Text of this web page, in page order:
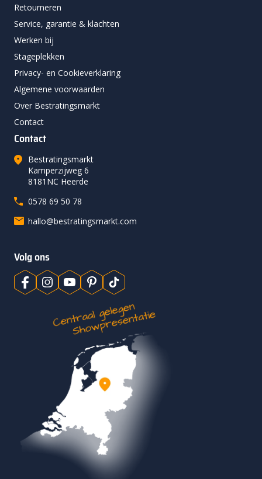
Retourneren
Service, garantie & klachten
Werken bij
Stageplekken
Privacy- en Cookieverklaring
Algemene voorwaarden
Over Bestratingsmarkt
Contact
Contact
Bestratingsmarkt
Kamperzijweg 6
8181NC Heerde
0578 69 50 78
hallo@bestratingsmarkt.com
Volg ons